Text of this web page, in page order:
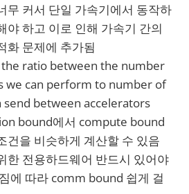
무 커서 단일 가속기에서 동작하
야 하고 이로 인해 가속기 간의
화 문제에 추가됨
the ratio between the number
we can perform to number of
send between accelerators
bound에서 compute bound
건을 비슷하게 계산할 수 있음
한 전용하드웨어 반드시 있어야
에 따라 comm bound 쉽게 걸